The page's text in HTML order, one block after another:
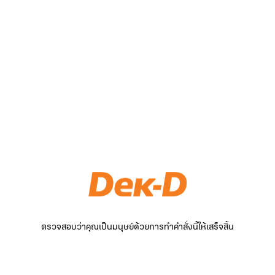
ตรวจสอบว่าคุณเป็นมนุษย์ด้วยการทำคำสั่งนี้ให้เสร็จสิ้น